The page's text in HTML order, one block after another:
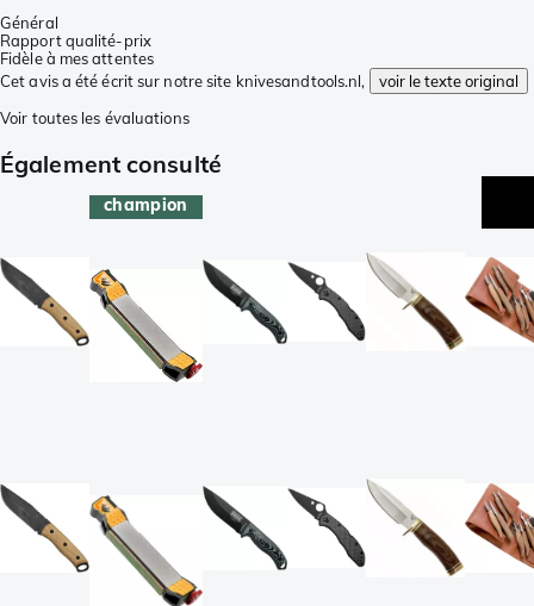
Général
Rapport qualité-prix
Fidèle à mes attentes
Cet avis a été écrit sur notre site knivesandtools.nl,
voir le texte original
Voir toutes les évaluations
Également consulté
champion